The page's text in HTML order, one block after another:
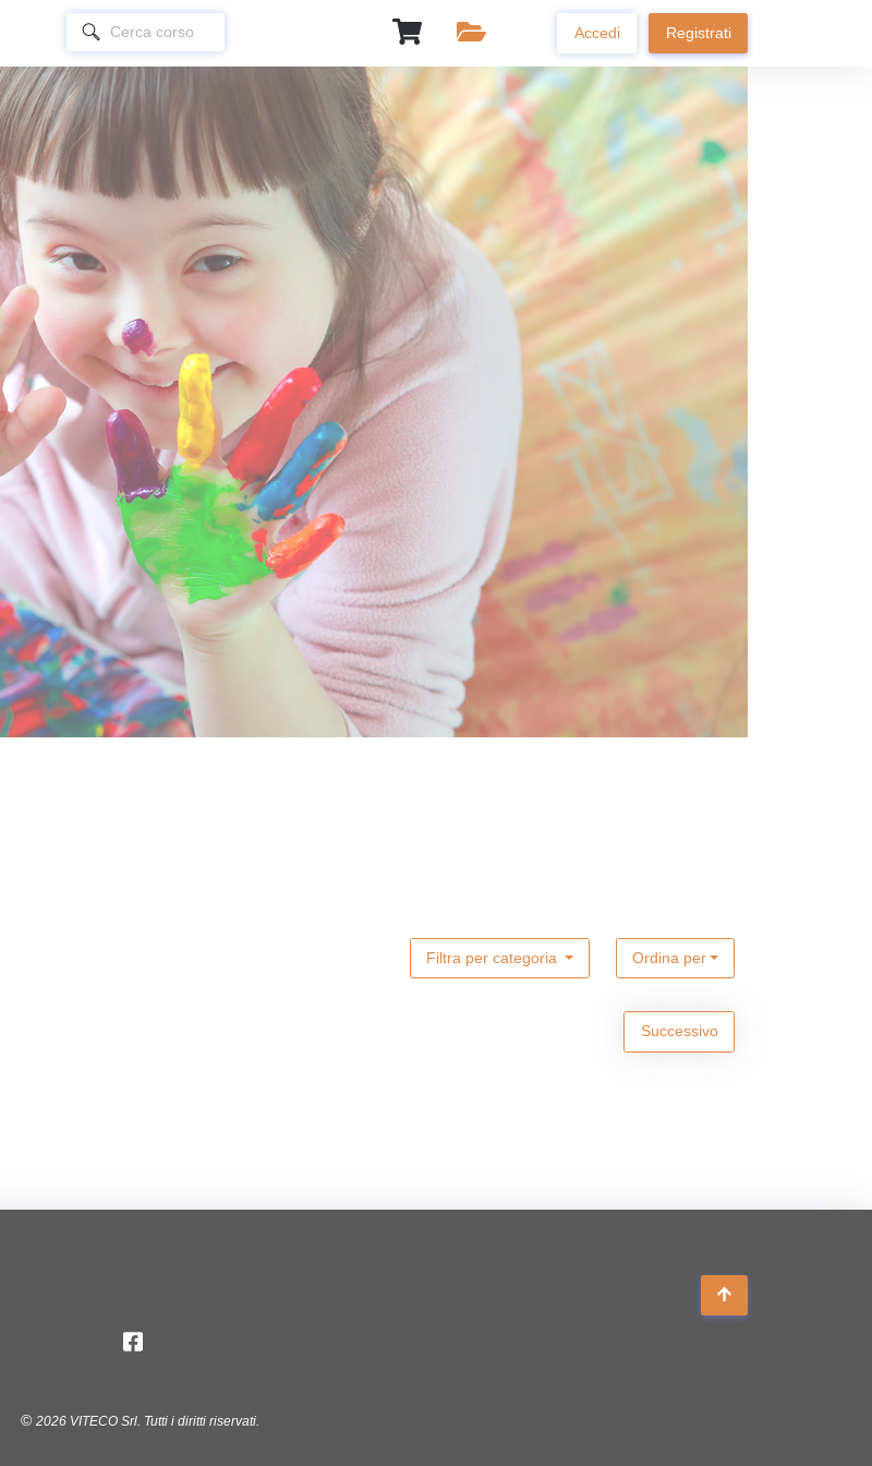
Accedi Registrati
Filtra per categoria Ordina per
Successivo
2026 VITECO Srl. Tutti i diritti riservati.